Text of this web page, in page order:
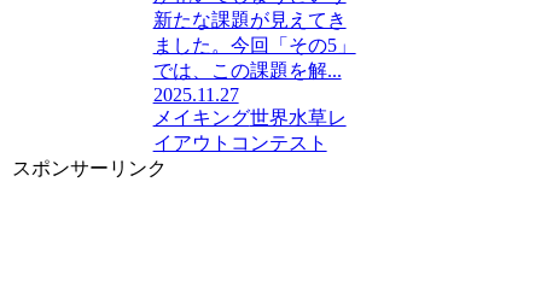
新たな課題が見えてき
ました。今回「その5」
では、この課題を解...
2025.11.27
メイキング世界水草レ
イアウトコンテスト
スポンサーリンク